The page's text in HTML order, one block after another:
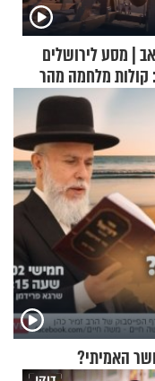
| מסע לירושלים
מלחמה מהר
האמיתי?